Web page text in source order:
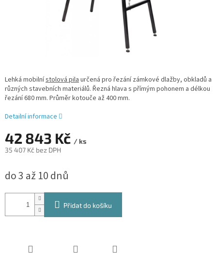
42 843 Kč / ks
35 407 Kč bez DPH
cena:
do 3 až 10 dnů
Přidat do košíku
Lehká mobilnístolová pila určená pro řezání zámkové dlažby, obkladů a
různých stavebních materiálů. Řezná hlava s přímým pohonem a délkou
řezání 680 mm. Průměr kotouče až 400 mm.
Detailní informace